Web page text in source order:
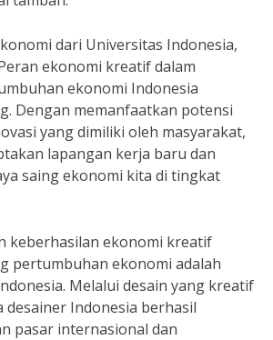
dari Universitas Indonesia,
ekonomi kreatif dalam
ekonomi Indonesia
Dengan memanfaatkan potensi
yang dimiliki oleh masyarakat,
lapangan kerja baru dan
saing ekonomi kita di tingkat
keberhasilan ekonomi kreatif
pertumbuhan ekonomi adalah
Melalui desain yang kreatif
desainer Indonesia berhasil
pasar internasional dan